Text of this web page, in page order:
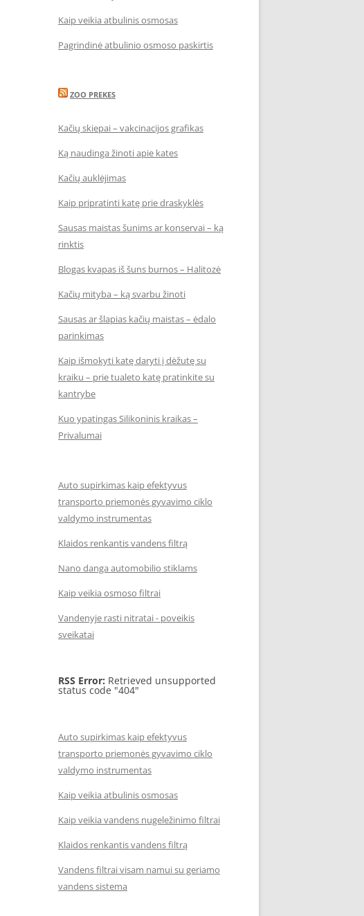
Kaip veikia atbulinis osmosas
Pagrindinė atbulinio osmoso paskirtis
ZOO PREKES
Kačių skiepai – vakcinacijos grafikas
Ką naudinga žinoti apie kates
Kačių auklėjimas
Kaip pripratinti katę prie draskyklės
Sausas maistas šunims ar konservai – ką
rinktis
Blogas kvapas iš šuns burnos – Halitozė
Kačių mityba – ką svarbu žinoti
Sausas ar šlapias kačių maistas – ėdalo
parinkimas
Kaip išmokyti katę daryti į dėžutę su
kraiku – prie tualeto katę pratinkite su
kantrybe
Kuo ypatingas Silikoninis kraikas –
Privalumai
Auto supirkimas kaip efektyvus
transporto priemonės gyvavimo ciklo
valdymo instrumentas
Klaidos renkantis vandens filtrą
Nano danga automobilio stiklams
Kaip veikia osmoso filtrai
Vandenyje rasti nitratai - poveikis
sveikatai
RSS Error: Retrieved unsupported
status code "404"
Auto supirkimas kaip efektyvus
transporto priemonės gyvavimo ciklo
valdymo instrumentas
Kaip veikia atbulinis osmosas
Kaip veikia vandens nugeležinimo filtrai
Klaidos renkantis vandens filtrą
Vandens filtrai visam namui su geriamo
vandens sistema